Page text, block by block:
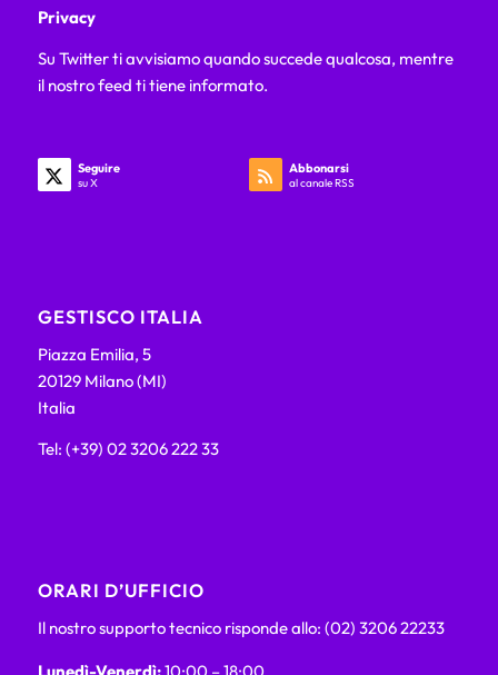
Privacy
Su Twitter ti avvisiamo quando succede qualcosa, mentre
il nostro feed ti tiene informato.
Seguire
su X
Abbonarsi
al canale RSS
GESTISCO ITALIA
Piazza Emilia, 5
20129 Milano (MI)
Italia
Tel: (+39) 02 3206 222 33
ORARI D’UFFICIO
Il nostro supporto tecnico risponde allo: (02) 3206 22233